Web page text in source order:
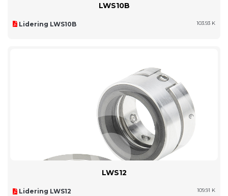
LWS10B
Lidering LWS10B 103.93 K
LWS12
Lidering LWS12 109.91 K